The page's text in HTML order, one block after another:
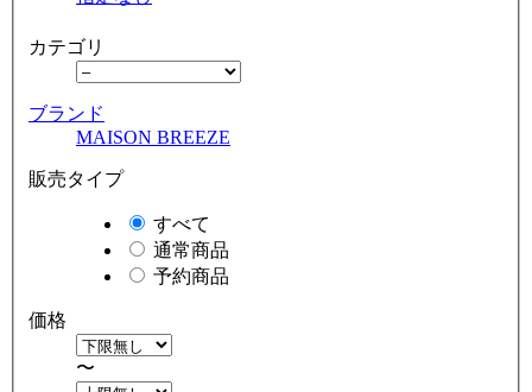
カテゴリ
ブランド
MAISON BREEZE
販売タイプ
すべて
通常商品
予約商品
価格
〜